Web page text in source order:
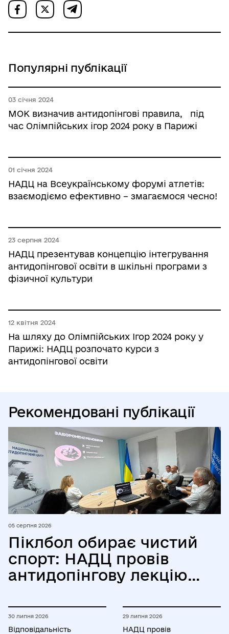
Популярні публікації
03 січня 2024
МОК визначив антидопінгові правила, під
час Олімпійських ігор 2024 року в Парижі
01 січня 2024
НАДЦ на Всеукраїнському форумі атлетів:
взаємодіємо ефективно – змагаємося чесно!
23 серпня 2024
НАДЦ презентував концепцію інтегрування
антидопінгової освіти в шкільні програми з
фізичної культури
12 квітня 2024
На шляху до Олімпійських Ігор 2024 року у
Парижі: НАДЦ розпочато курси з
антидопінгової освіти
Рекомендовані публікації
05 серпня 2026
Піклбол обирає чистий
спорт: НАДЦ провів
антидопінгову лекцію
федерації піклболу
30 липня 2026
Відповідальність
29 липня 2026
НАДЦ провів